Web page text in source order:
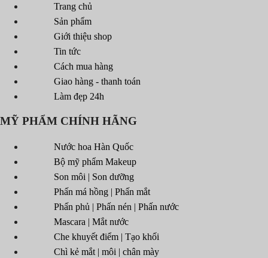
Trang chủ
Sản phẩm
Giới thiệu shop
Tin tức
Cách mua hàng
Giao hàng - thanh toán
Làm đẹp 24h
MỸ PHẨM CHÍNH HÃNG
Nước hoa Hàn Quốc
Bộ mỹ phẩm Makeup
Son môi | Son dưỡng
Phấn má hồng | Phấn mắt
Phấn phủ | Phấn nén | Phấn nước
Mascara | Mắt nước
Che khuyết điểm | Tạo khối
Chì kẻ mắt | môi | chân mày